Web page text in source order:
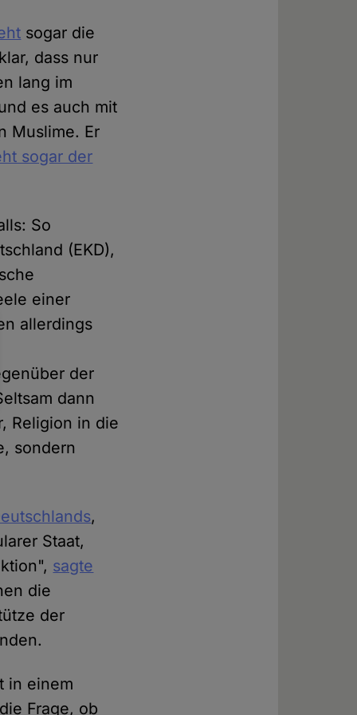
sogar die
dass nur
lang im
es auch mit
Muslime. Er
sogar der
So
(EKD),
einer
allerdings
der
dann
Religion in die
sondern
,
Staat,
sagte
die
der
in einem
Frage, ob